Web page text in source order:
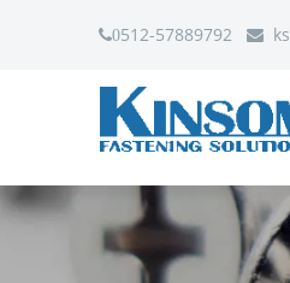
0512-57889792  ks